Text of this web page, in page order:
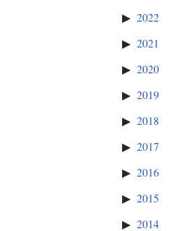
2022
2021
2020
2019
2018
2017
2016
2015
2014